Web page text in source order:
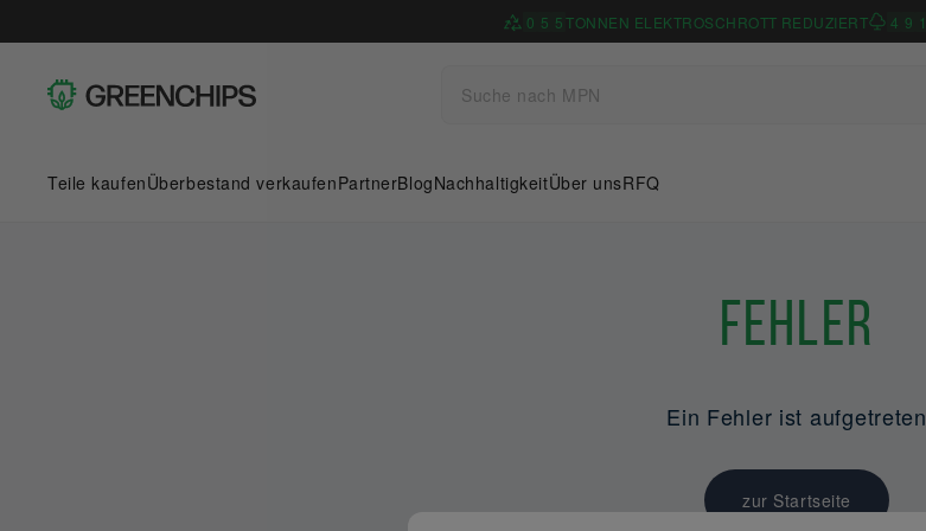
0 5 5 TONNEN ELEKTROSCHROTT REDUZIERT 4 9 1
Teile kaufenÜberbestand verkaufenPartnerBlogNachhaltigkeitÜber unsRFQ
Fehler
Ein Fehler ist aufgetreten
zur Startseite